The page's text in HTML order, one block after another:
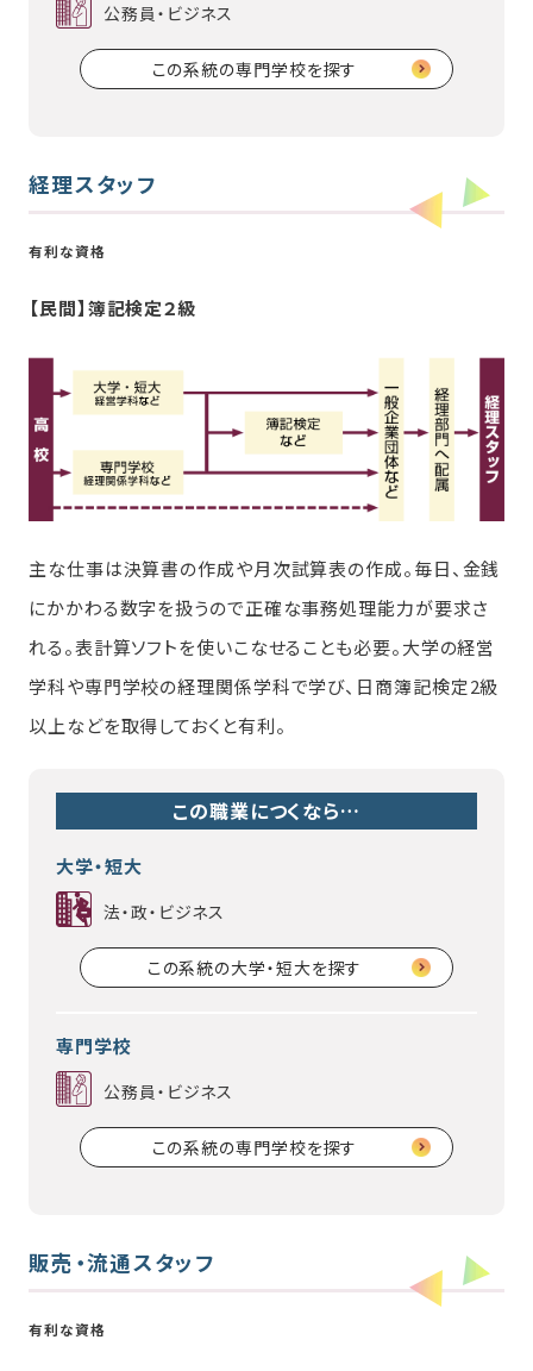
公務員・ビジネス
この系統の専門学校を探す
経理スタッフ
有利な資格
【民間】簿記検定２級
主な仕事は決算書の作成や月次試算表の作成。毎日、金銭
にかかわる数字を扱うので正確な事務処理能力が要求さ
れる。表計算ソフトを使いこなせることも必要。大学の経営
学科や専門学校の経理関係学科で学び、日商簿記検定2級
以上などを取得しておくと有利。
この職業につくなら…
大学・短大
法・政・ビジネス
この系統の大学・短大を探す
専門学校
公務員・ビジネス
この系統の専門学校を探す
販売・流通スタッフ
有利な資格